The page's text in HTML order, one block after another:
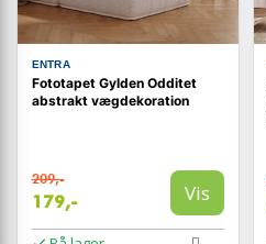
ENTRA
Fototapet Gylden Odditet
abstrakt vægdekoration
209,-
179,- Vis